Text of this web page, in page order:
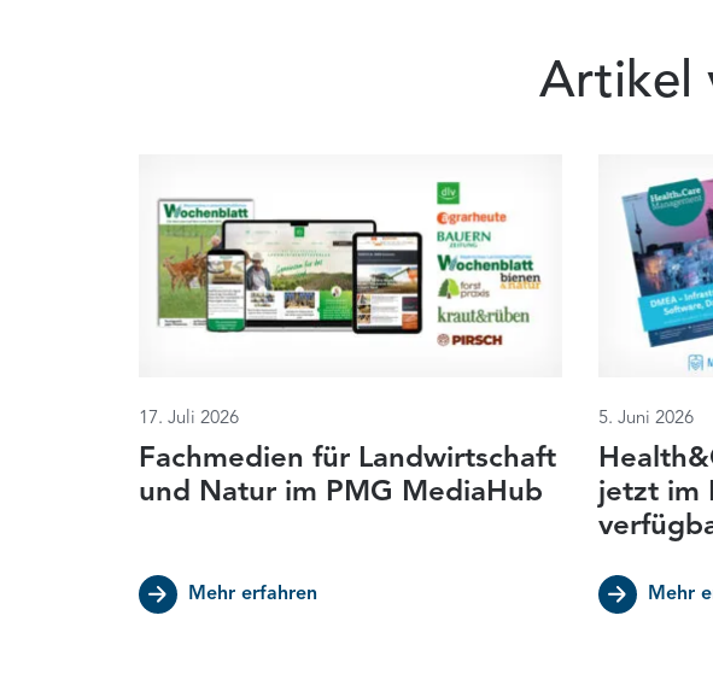
Artikel
17. Juli 2026
Fachmedien für Landwirtschaft
und Natur im PMG MediaHub
Mehr erfahren
5. Juni 2026
jetzt im
Mehr